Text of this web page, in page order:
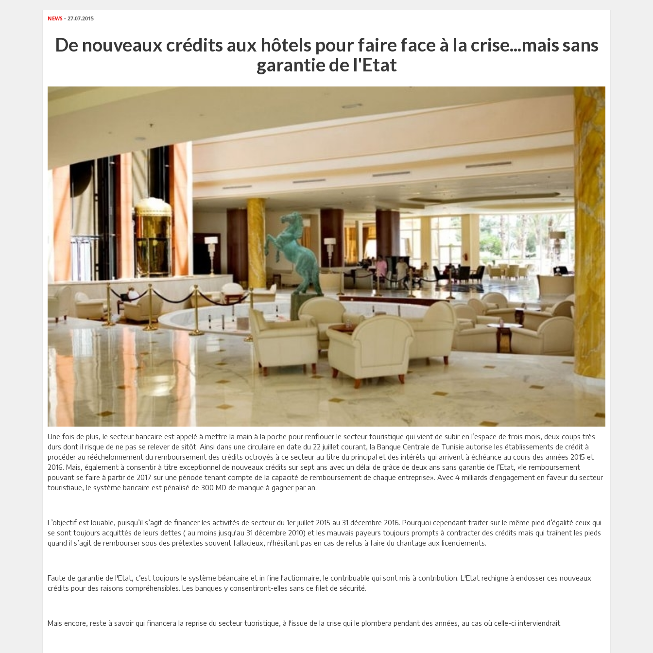
NEWS - 27.07.2015
De nouveaux crédits aux hôtels pour faire face à la crise...mais sans
garantie de l'Etat
Une fois de plus, le secteur bancaire est appelé à mettre la main à la poche pour renflouer le secteur touristique qui vient de subir en l’espace de trois mois, deux coups très
durs dont il risque de ne pas se relever de sitôt. Ainsi dans une circulaire en date du 22 juillet courant, la Banque Centrale de Tunisie autorise les établissements de crédit à
procéder au rééchelonnement du remboursement des crédits octroyés à ce secteur au titre du principal et des intérêts qui arrivent à échéance au cours des années 2015 et
2016. Mais, également à consentir à titre exceptionnel de nouveaux crédits sur sept ans avec un délai de grâce de deux ans sans garantie de l’Etat, «le remboursement
pouvant se faire à partir de 2017 sur une période tenant compte de la capacité de remboursement de chaque entreprise». Avec 4 milliards d'engagement en faveur du secteur
touristiaue, le système bancaire est pénalisé de 300 MD de manque à gagner par an.
L’objectif est louable, puisqu’il s’agit de financer les activités de secteur du 1er juillet 2015 au 31 décembre 2016. Pourquoi cependant traiter sur le même pied d’égalité ceux qui
se sont toujours acquittés de leurs dettes ( au moins jusqu'au 31 décembre 2010) et les mauvais payeurs toujours prompts à contracter des crédits mais qui traînent les pieds
quand il s’agit de rembourser sous des prétextes souvent fallacieux, n'hésitant pas en cas de refus à faire du chantage aux licenciements.
Faute de garantie de l'Etat, c’est toujours le système béancaire et in fine l'actionnaire, le contribuable qui sont mis à contribution. L'Etat rechigne à endosser ces nouveaux
crédits pour des raisons compréhensibles. Les banques y consentiront-elles sans ce filet de sécurité.
Mais encore, reste à savoir qui financera la reprise du secteur tuoristique, à l'issue de la crise qui le plombera pendant des années, au cas où celle-ci interviendrait.